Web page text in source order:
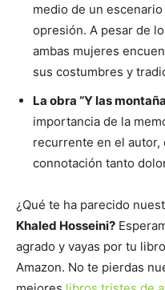
medio de un
opresión. A pesar de
ambas mujeres
sus costumbres y
La obra “Y las
importancia de la
recurrente en el autor,
connotación tanto
¿Qué te ha parecido
Khaled Hosseini?
agrado y vayas por tu
Amazon. No te pierdas